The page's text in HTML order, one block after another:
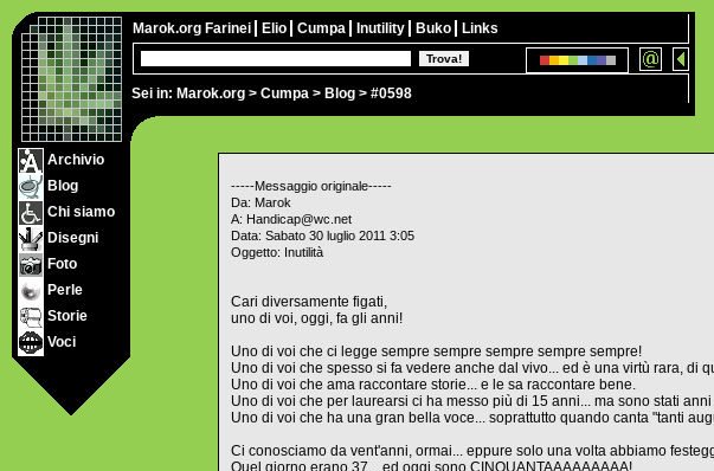
Sei in: Marok.org > Cumpa > Blog > #0598
Marok.org Farinei Elio Cumpa Inutility Buko Links
Archivio
Blog
Chi siamo
Disegni
Foto
Perle
Storie
Voci
-----Messaggio originale-----
Da: Marok
A: Handicap@wc.net
Data: Sabato 30 luglio 2011 3:05
Oggetto: Inutilità
Cari diversamente figati,
uno di voi, oggi, fa gli anni!
Uno di voi che ci legge sempre sempre sempre sempre sempre!
Uno di voi che spesso si fa vedere anche dal vivo... ed è una virtù rara, di
Uno di voi che ama raccontare storie... e le sa raccontare bene.
Uno di voi che per laurearsi ci ha messo più di 15 anni... ma sono stati
Uno di voi che ha una gran bella voce... soprattutto quando canta "tanti
Ci conosciamo da vent'anni, ormai... eppure solo una volta abbiamo
Quel giorno erano 37... ed oggi sono CINQUANTAAAAAAAAA!